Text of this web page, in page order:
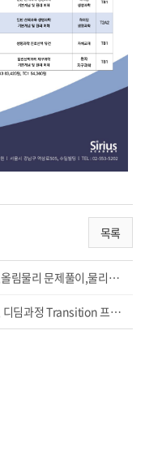
목록
2026년 7월~9월 개강 올림물리,올림물리 문제풀이,물리문풀전략,일반물리,올림화학, Geni...
2026년 7월~9월 개강 길라잡이, 디딤과정 Transition 프로그램